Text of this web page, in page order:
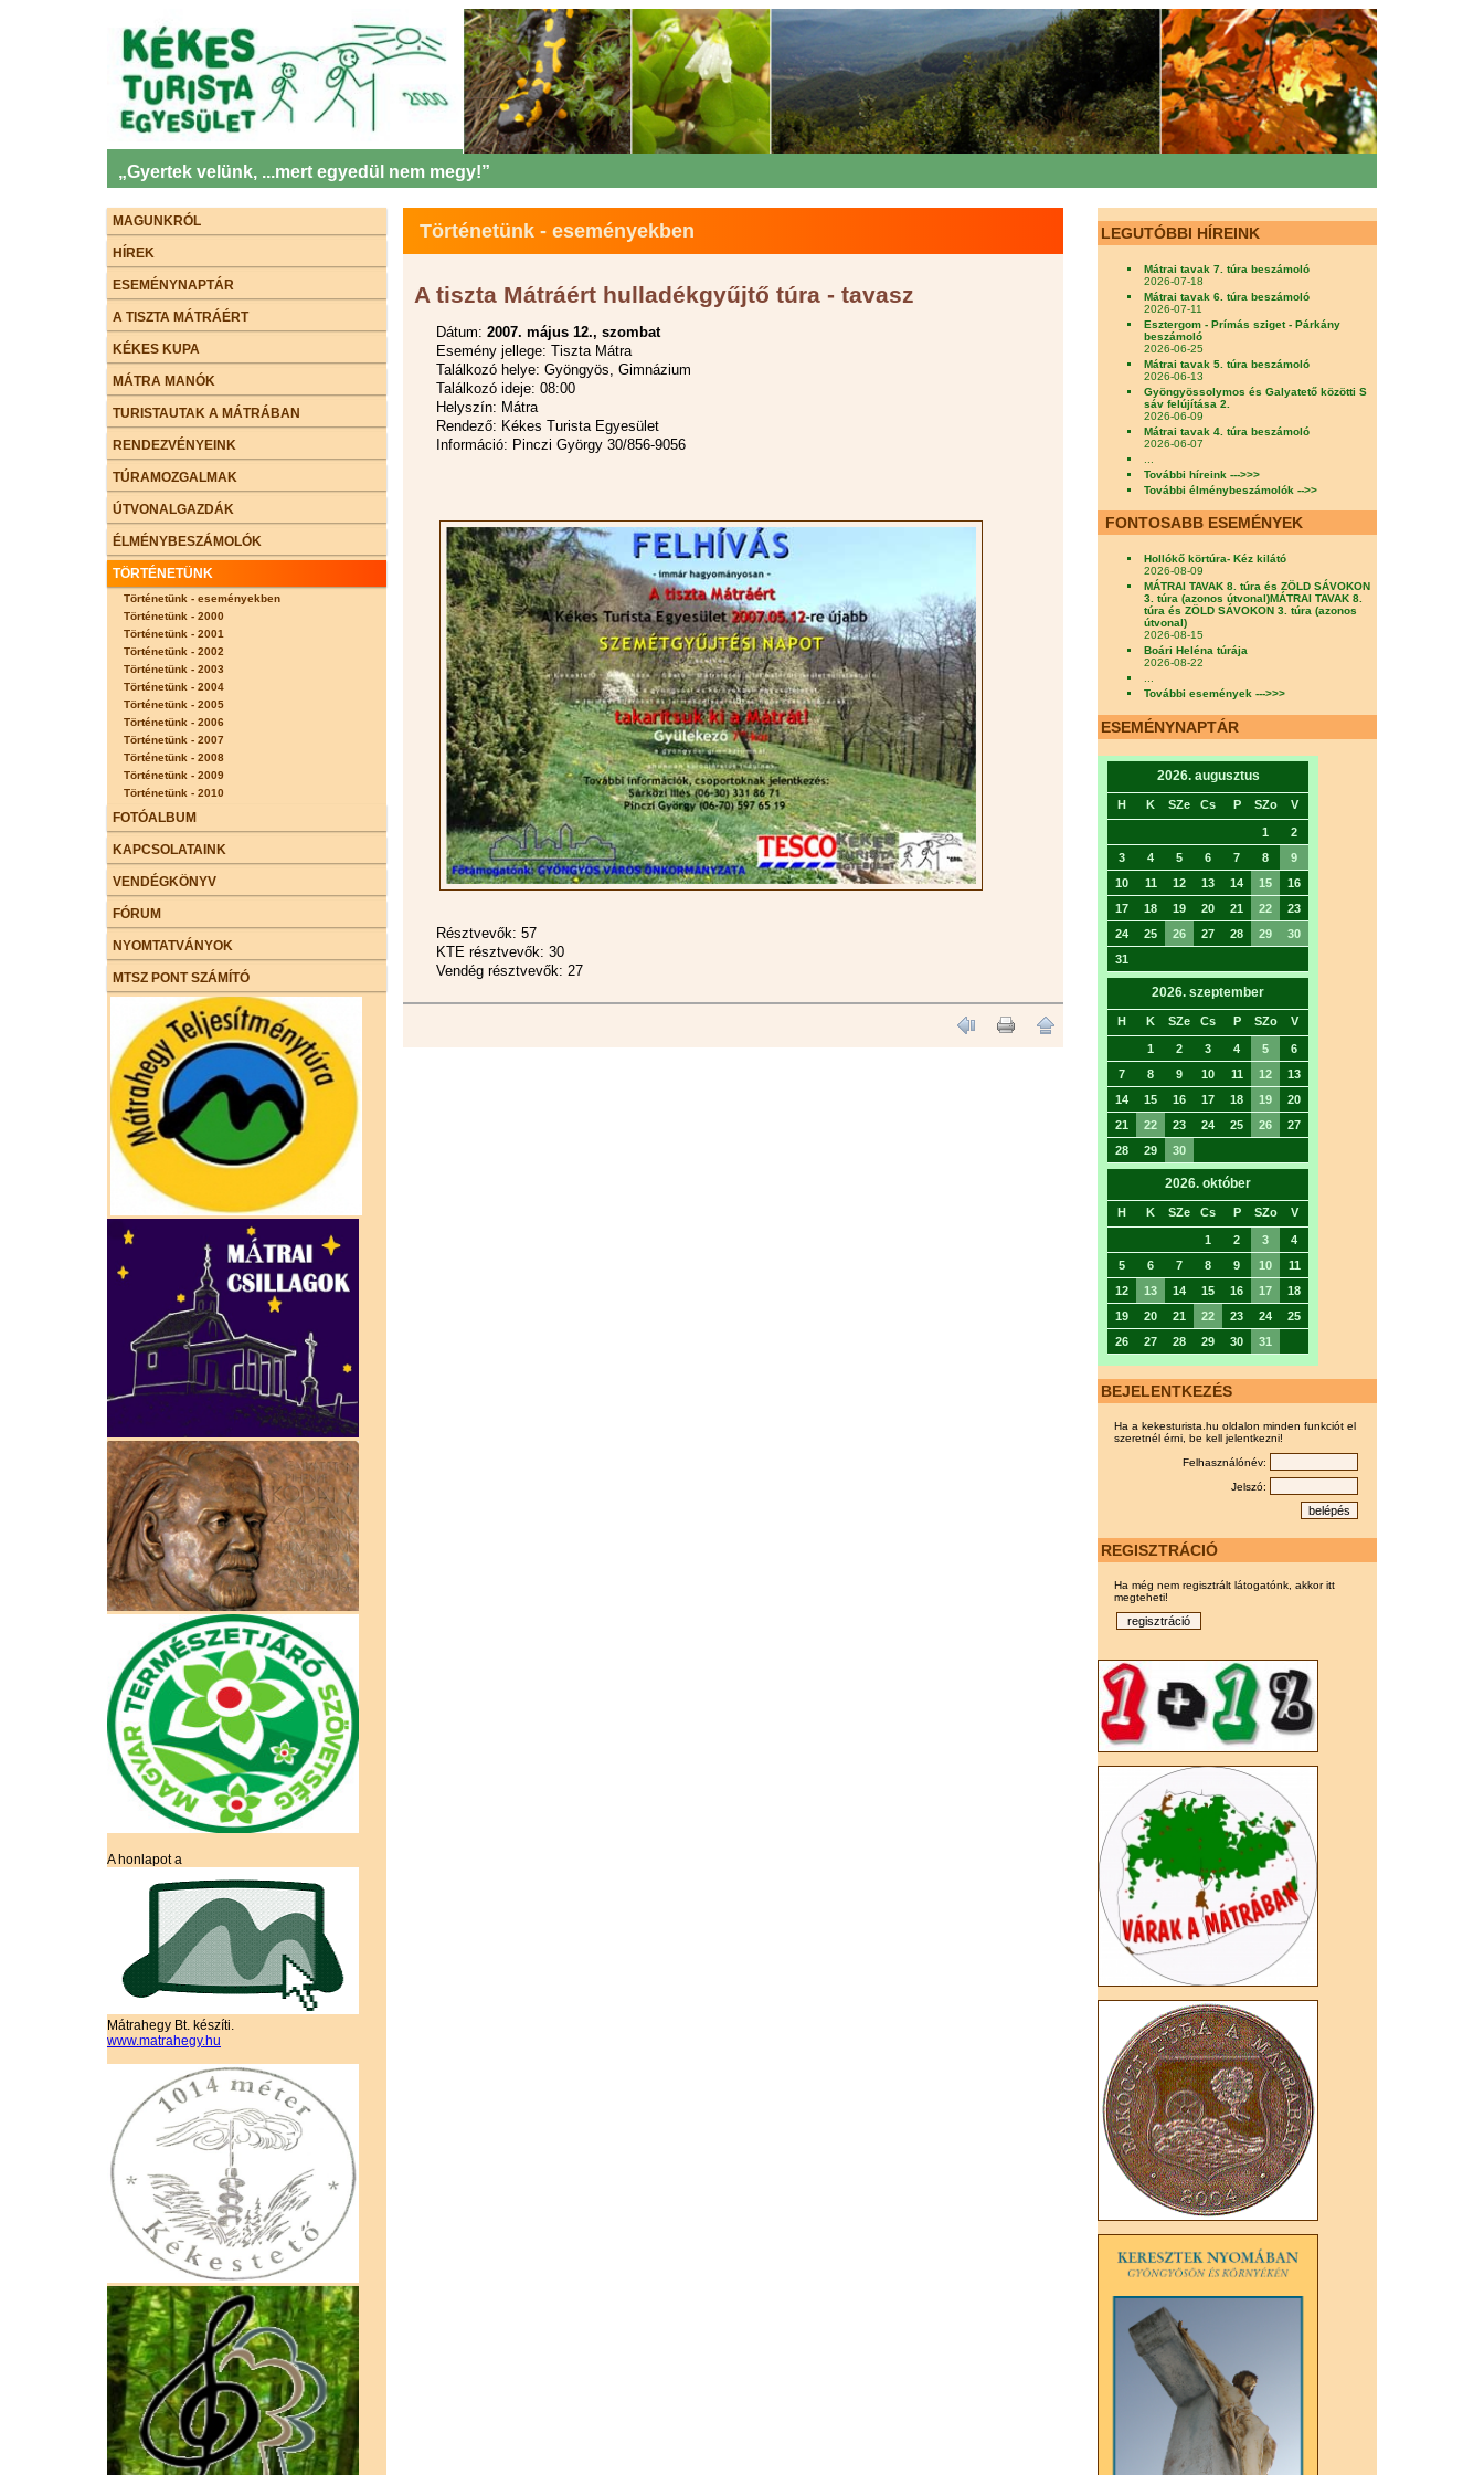
„Gyertek velünk, ...mert egyedül nem megy!”
MAGUNKRÓL
HÍREK
ESEMÉNYNAPTÁR
A TISZTA MÁTRÁÉRT
KÉKES KUPA
MÁTRA MANÓK
TURISTAUTAK A MÁTRÁBAN
RENDEZVÉNYEINK
TÚRAMOZGALMAK
ÚTVONALGAZDÁK
ÉLMÉNYBESZÁMOLÓK
TÖRTÉNETÜNK
Történetünk - eseményekben
Történetünk - 2000
Történetünk - 2001
Történetünk - 2002
Történetünk - 2003
Történetünk - 2004
Történetünk - 2005
Történetünk - 2006
Történetünk - 2007
Történetünk - 2008
Történetünk - 2009
Történetünk - 2010
FOTÓALBUM
KAPCSOLATAINK
VENDÉGKÖNYV
FÓRUM
NYOMTATVÁNYOK
MTSZ PONT SZÁMÍTÓ
A honlapot a
Mátrahegy Bt. készíti.
www.matrahegy.hu
Történetünk - eseményekben
A tiszta Mátráért hulladékgyűjtő túra - tavasz
Dátum: 2007. május 12., szombat
Esemény jellege: Tiszta Mátra
Találkozó helye: Gyöngyös, Gimnázium
Találkozó ideje: 08:00
Helyszín: Mátra
Rendező: Kékes Turista Egyesület
Információ: Pinczi György 30/856-9056
Résztvevők: 57
KTE résztvevők: 30
Vendég résztvevők: 27
LEGUTÓBBI HÍREINK
Mátrai tavak 7. túra beszámoló
2026-07-18
Mátrai tavak 6. túra beszámoló
2026-07-11
Esztergom - Prímás sziget - Párkány
beszámoló
2026-06-25
Mátrai tavak 5. túra beszámoló
2026-06-13
Gyöngyössolymos és Galyatető közötti S
sáv felújítása 2.
2026-06-09
Mátrai tavak 4. túra beszámoló
2026-06-07
További híreink --->>>
További élménybeszámolók -->>
FONTOSABB ESEMÉNYEK
Hollókő körtúra- Kéz kilátó
2026-08-09
MÁTRAI TAVAK 8. túra és ZÖLD SÁVOKON
3. túra (azonos útvonal)MÁTRAI TAVAK 8.
túra és ZÖLD SÁVOKON 3. túra (azonos
útvonal)
2026-08-15
Boári Heléna túrája
2026-08-22
...
További események --->>>
ESEMÉNYNAPTÁR
2026. augusztus
H K SZe Cs P SZo V
1
2
3
4 5 6 7 8
9
10
11 12 13 14 15
16
17
18 19 20 21 22
23
24
25 26 27 28 29
30
31
2026. szeptember
H K SZe Cs P SZo V
1 2 3 4 5
6
7
8 9 10 11 12
13
14
15 16 17 18 19
20
21
22 23 24 25 26
27
28
29 30
2026. október
H K SZe Cs P SZo V
1 2 3
4
5
6 7 8 9 10
11
12
13 14 15 16 17
18
19
20 21 22 23 24
25
26
27 28 29 30 31
BEJELENTKEZÉS
Ha a kekesturista.hu oldalon minden funkciót el
szeretnél érni, be kell jelentkezni!
Felhasználónév:
Jelszó:
REGISZTRÁCIÓ
Ha még nem regisztrált látogatónk, akkor itt
megteheti!